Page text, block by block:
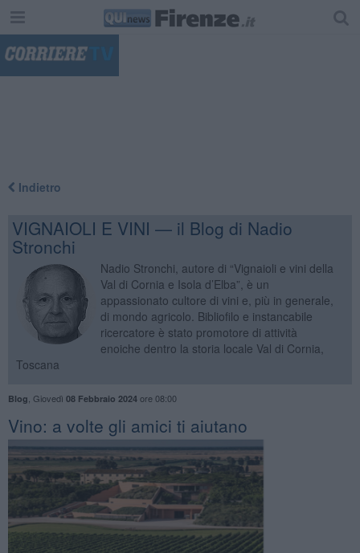
Indietro
VIGNAIOLI E VINI — il Blog di Nadio
Stronchi
Nadio Stronchi, autore di “Vignaioli e vini della
Val di Cornia e Isola d’Elba”, è un
appassionato cultore di vini e, più in generale,
di mondo agricolo. Bibliofilo e instancabile
ricercatore è stato promotore di attività
enoiche dentro la storia locale Val di Cornia,
Toscana
Blog Giovedì 08 Febbraio 2024ore 08:00
Vino: a volte gli amici ti aiutano